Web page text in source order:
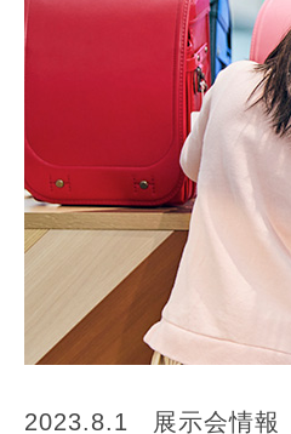
2023.8.1 展示会情報